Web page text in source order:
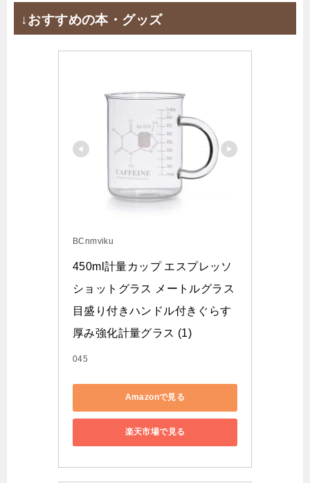
↓おすすめの本・グッズ
BCnmviku
450ml計量カップ エスプレッソ
ショットグラス メートルグラス
目盛り付きハンドル付きぐらす
厚み強化計量グラス (1)
045
Amazonで見る
楽天市場で見る